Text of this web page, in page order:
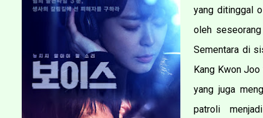
yang ditinggal
oleh
Sementara di
Kang Kwon
yang juga
patroli